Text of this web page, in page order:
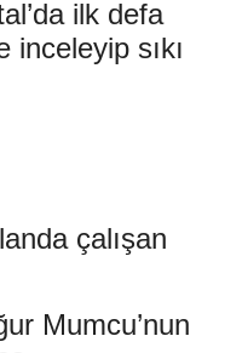
ilk defa
inceleyip sıkı
çalışan
Mumcu’nun